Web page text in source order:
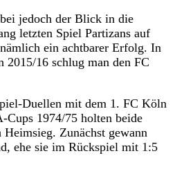
jedoch der Blick in die
letzten Spiel Partizans auf
ein achtbarer Erfolg. In
2015/16 schlug man den FC
Duellen mit dem 1. FC Köln
1974/75 holten beide
Zunächst gewann
ehe sie im Rückspiel mit 1:5